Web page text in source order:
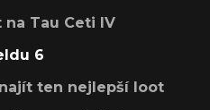
Tau Ceti IV
6
ten nejlepší loot